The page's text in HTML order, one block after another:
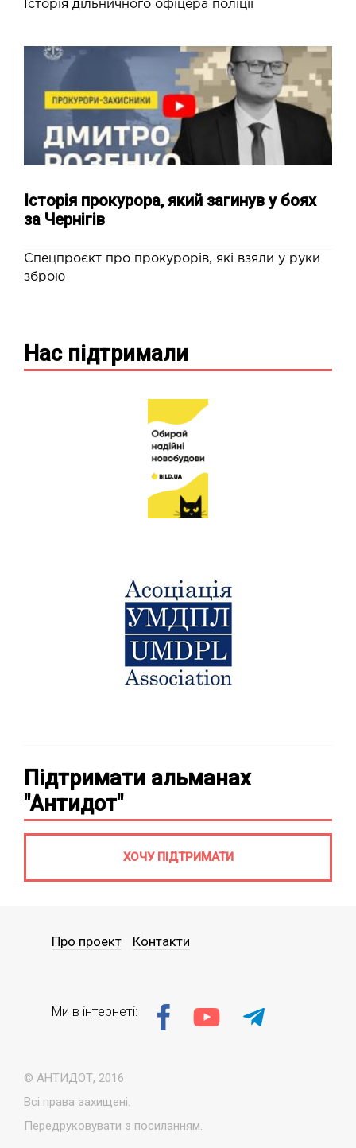
Історія дільничного офіцера поліції
Історія прокурора, який загинув у боях
за Чернігів
Спецпроєкт про прокурорів, які взяли у руки
зброю
Нас підтримали
Підтримати альманах
"Антидот"
ХОЧУ ПІДТРИМАТИ
© АНТИДОТ, 2016
Всі права захищені.
Передруковувати з посиланням.
Про проект Контакти
Ми в інтернеті: